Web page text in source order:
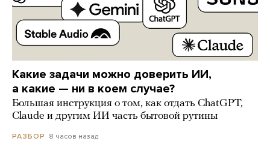
Какие задачи можно доверить ИИ,
а какие — ни в коем случае?
Большая инструкция о том, как отдать ChatGPT,
Claude и другим ИИ часть бытовой рутины
РАЗБОР 8 часов назад